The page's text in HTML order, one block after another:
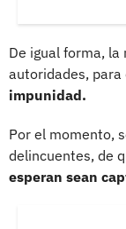
De igual forma, la
autoridades, para
impunidad.
Por el momento,
delincuentes, de
esperan sean